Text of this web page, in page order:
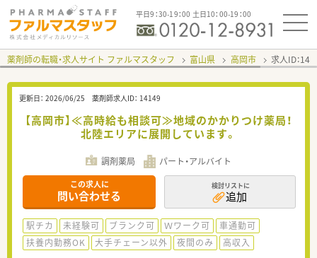
平日9：30-19：00 土日10：00-19：00
薬剤師の転職・求人サイト ファルマスタッフ 富山県 高岡市 求人ID：
更新日： 2026/06/25 薬剤師求人ID： 14149
【高岡市】≪高時給も相談可≫地域のかかりつけ薬局！
北陸エリアに展開しています。
調剤薬局 パート・アルバイト
この求人に
問い合わせる
検討リストに
追加
駅チカ 未経験可 ブランク可 Ｗワーク可
車通勤可
扶養内勤務OK
大手チェーン以外 夜間のみ 高収入